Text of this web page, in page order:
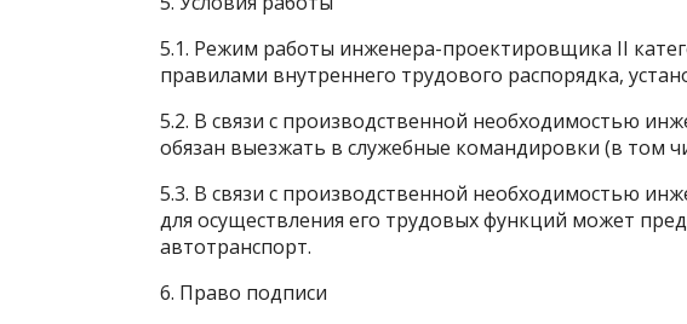
5.1. Режим работы инженера-проектировщика II
правилами внутреннего трудового распорядка,
5.2. В связи с производственной необходимостью
обязан выезжать в служебные командировки (в том
5.3. В связи с производственной необходимостью
для осуществления его трудовых функций может
автотранспорт.
6. Право подписи